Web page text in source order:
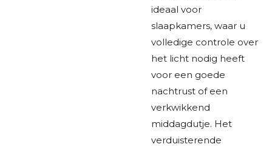
ideaal voor
slaapkamers, waar u
volledige controle over
het licht nodig heeft
voor een goede
nachtrust of een
verkwikkend
middagdutje. Het
verduisterende